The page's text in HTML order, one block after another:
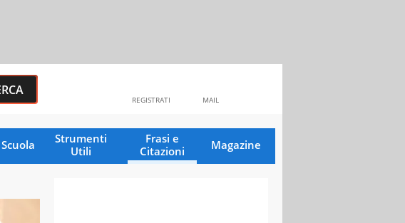
MAIL
REGISTRATI
Scuola
Strumenti
Utili
Frasi e
Citazioni
Magazine